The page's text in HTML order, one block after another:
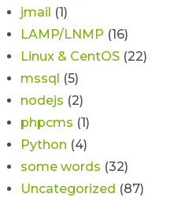
jmail (1)
LAMP/LNMP (16)
Linux & CentOS (22)
mssql (5)
nodejs (2)
phpcms (1)
Python (4)
some words (32)
Uncategorized (87)